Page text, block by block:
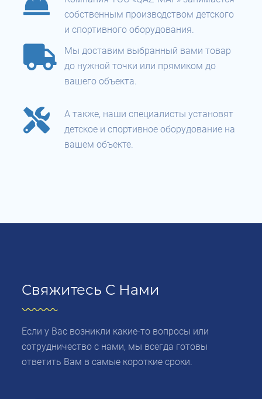
собственным производством детского
и спортивного оборудования.
Мы доставим выбранный вами товар
до нужной точки или прямиком до
вашего объекта.
А также, наши специалисты установят
детское и спортивное оборудование на
вашем объекте.
Свяжитесь С Нами
Если у Вас возникли какие-то вопросы или
сотрудничество с нами, мы всегда готовы
ответить Вам в самые короткие сроки.